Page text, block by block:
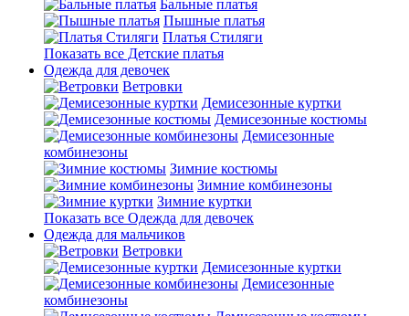
Бальные платья
Пышные платья
Платья Стиляги
Показать все Детские платья
Одежда для девочек
Ветровки
Демисезонные куртки
Демисезонные костюмы
Демисезонные
комбинезоны
Зимние костюмы
Зимние комбинезоны
Зимние куртки
Показать все Одежда для девочек
Одежда для мальчиков
Ветровки
Демисезонные куртки
Демисезонные
комбинезоны